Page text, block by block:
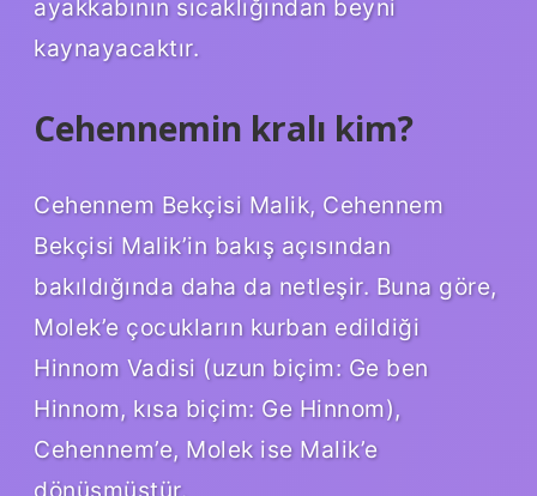
ayakkabının sıcaklığından beyni
kaynayacaktır.
Cehennemin kralı kim?
Cehennem Bekçisi Malik, Cehennem
Bekçisi Malik’in bakış açısından
bakıldığında daha da netleşir. Buna göre,
Molek’e çocukların kurban edildiği
Hinnom Vadisi (uzun biçim: Ge ben
Hinnom, kısa biçim: Ge Hinnom),
Cehennem’e, Molek ise Malik’e
dönüşmüştür.